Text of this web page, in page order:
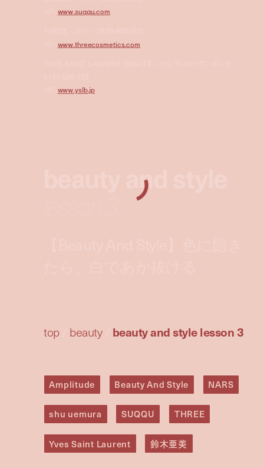
www.suqqu.com
www.threecosmetics.com
www.yslb.jp
beauty and style
top/ beauty/ beauty and style lesson 3
Amplitude Beauty And Style NARS
shu uemura SUQQU THREE
Yves Saint Laurent 鈴木亜美